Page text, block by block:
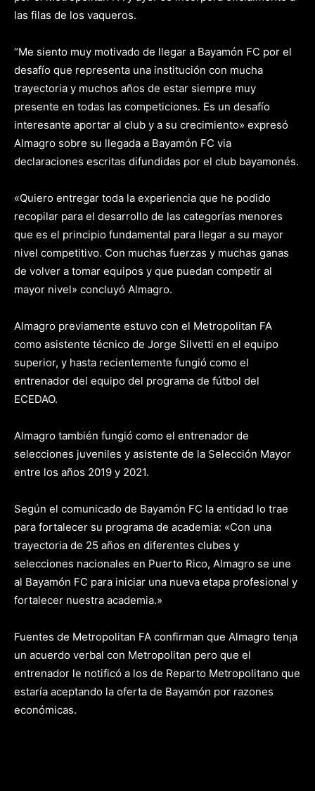
las filas de los vaqueros.
“Me siento muy motivado de llegar a Bayamón FC por el
desafío que representa una institución con mucha
trayectoria y muchos años de estar siempre muy
presente en todas las competiciones. Es un desafío
interesante aportar al club y a su crecimiento» expresó
Almagro sobre su llegada a Bayamón FC via
declaraciones escritas difundidas por el club bayamonés.
«Quiero entregar toda la experiencia que he podido
recopilar para el desarrollo de las categorías menores
que es el principio fundamental para llegar a su mayor
nivel competitivo. Con muchas fuerzas y muchas ganas
de volver a tomar equipos y que puedan competir al
mayor nivel» concluyó Almagro.
Almagro previamente estuvo con el Metropolitan FA
como asistente técnico de Jorge Silvetti en el equipo
superior, y hasta recientemente fungió como el
entrenador del equipo del programa de fútbol del
ECEDAO.
Almagro también fungió como el entrenador de
selecciones juveniles y asistente de la Selección Mayor
entre los años 2019 y 2021.
Según el comunicado de Bayamón FC la entidad lo trae
para fortalecer su programa de academia: «Con una
trayectoria de 25 años en diferentes clubes y
selecciones nacionales en Puerto Rico, Almagro se une
al Bayamón FC para iniciar una nueva etapa profesional y
fortalecer nuestra academia.»
Fuentes de Metropolitan FA confirman que Almagro ten¡a
un acuerdo verbal con Metropolitan pero que el
entrenador le notificó a los de Reparto Metropolitano que
estaría aceptando la oferta de Bayamón por razones
económicas.